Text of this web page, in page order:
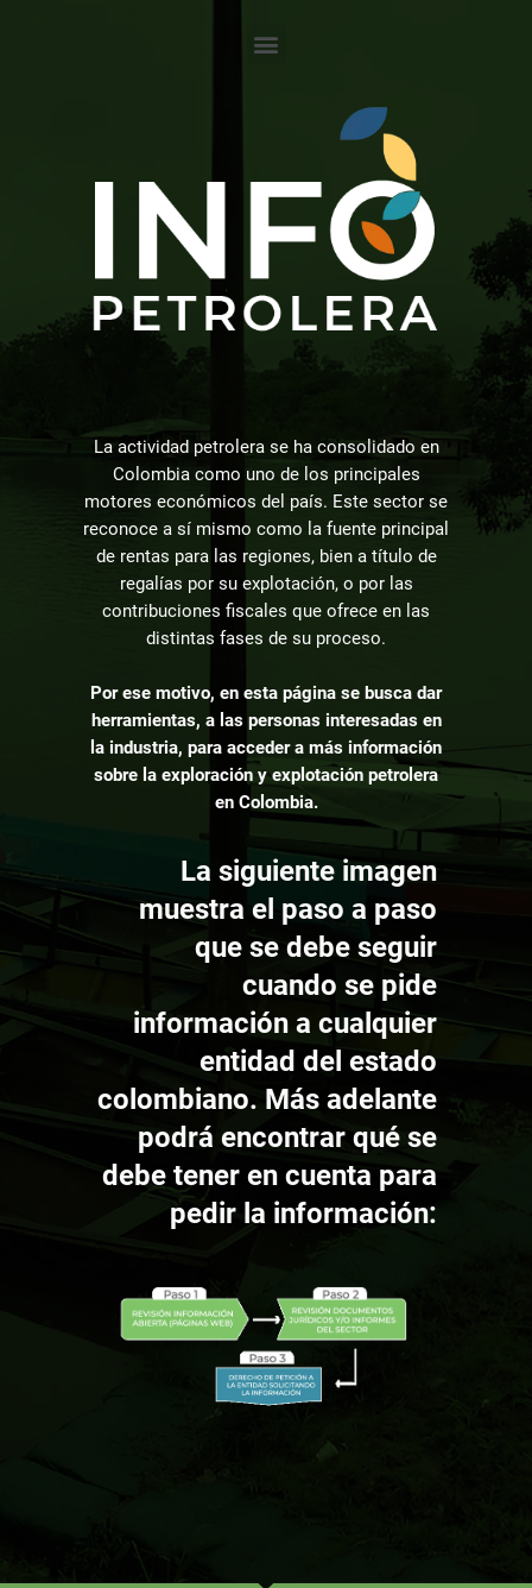
La actividad petrolera se ha consolidado en
Colombia como uno de los principales
motores económicos del país. Este sector se
reconoce a sí mismo como la fuente principal
de rentas para las regiones, bien a título de
regalías por su explotación, o por las
contribuciones fiscales que ofrece en las
distintas fases de su proceso.
Por ese motivo, en esta página se busca dar
herramientas, a las personas interesadas en
la industria, para acceder a más información
sobre la exploración y explotación petrolera
en Colombia.
La siguiente imagen
muestra el paso a paso
que se debe seguir
cuando se pide
información a cualquier
entidad del estado
colombiano. Más adelante
podrá encontrar qué se
debe tener en cuenta para
pedir la información: